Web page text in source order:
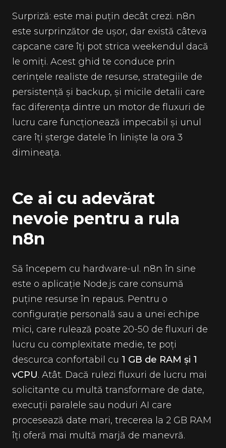
Surpriză: este mai puțin decât crezi. n8n
este surprinzător de ușor, dar există câteva
capcane care îți pot strica weekendul dacă
le omiți. Acest ghid te conduce prin
cerințele realiste de resurse, strategiile de
persistență și backup, și micile detalii care
fac diferența dintre un motor de fluxuri de
lucru care funcționează impecabil și unul
care îți șterge datele în liniște la ora 3
dimineața.
Ce ai cu adevărat
nevoie pentru a rula
n8n
Să începem cu hardware-ul. n8n în sine
este o aplicație Node.js care consumă
puține resurse în repaus. Pentru o
configurație personală sau a unei echipe
mici, care rulează poate 20-50 de fluxuri de
lucru cu complexitate medie, te poți
descurca confortabil cu 1 GB de RAM și 1
vCPU. Atât. Dacă rulezi fluxuri de lucru mai
solicitante cu multă transformare de date,
execuții paralele sau noduri AI care
procesează date mari, trecerea la 2 GB RAM
îți oferă mai multă marjă de manevră.